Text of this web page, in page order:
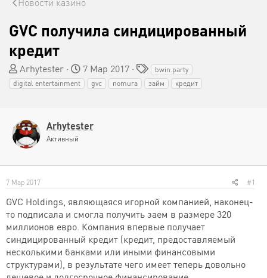
GVC получила синдицированный
кредит
А
в
т
т
е
м
ы
Arhytester
Д
а
т
а
л
7 Мар 2017
Т
е
г
bwin.party
digital entertainment
gvc nomura займ кредит
Arhytester
Активный
7 Мар 2017 #1
GVC Holdings, являющаяся игорной компанией, наконец-
то подписала и смогла получить заем в размере 320
миллионов евро. Компания впервые получает
синдицированный кредит (кредит, предоставляемый
несколькими банками или иными финансовыми
структурами), в результате чего имеет теперь довольно